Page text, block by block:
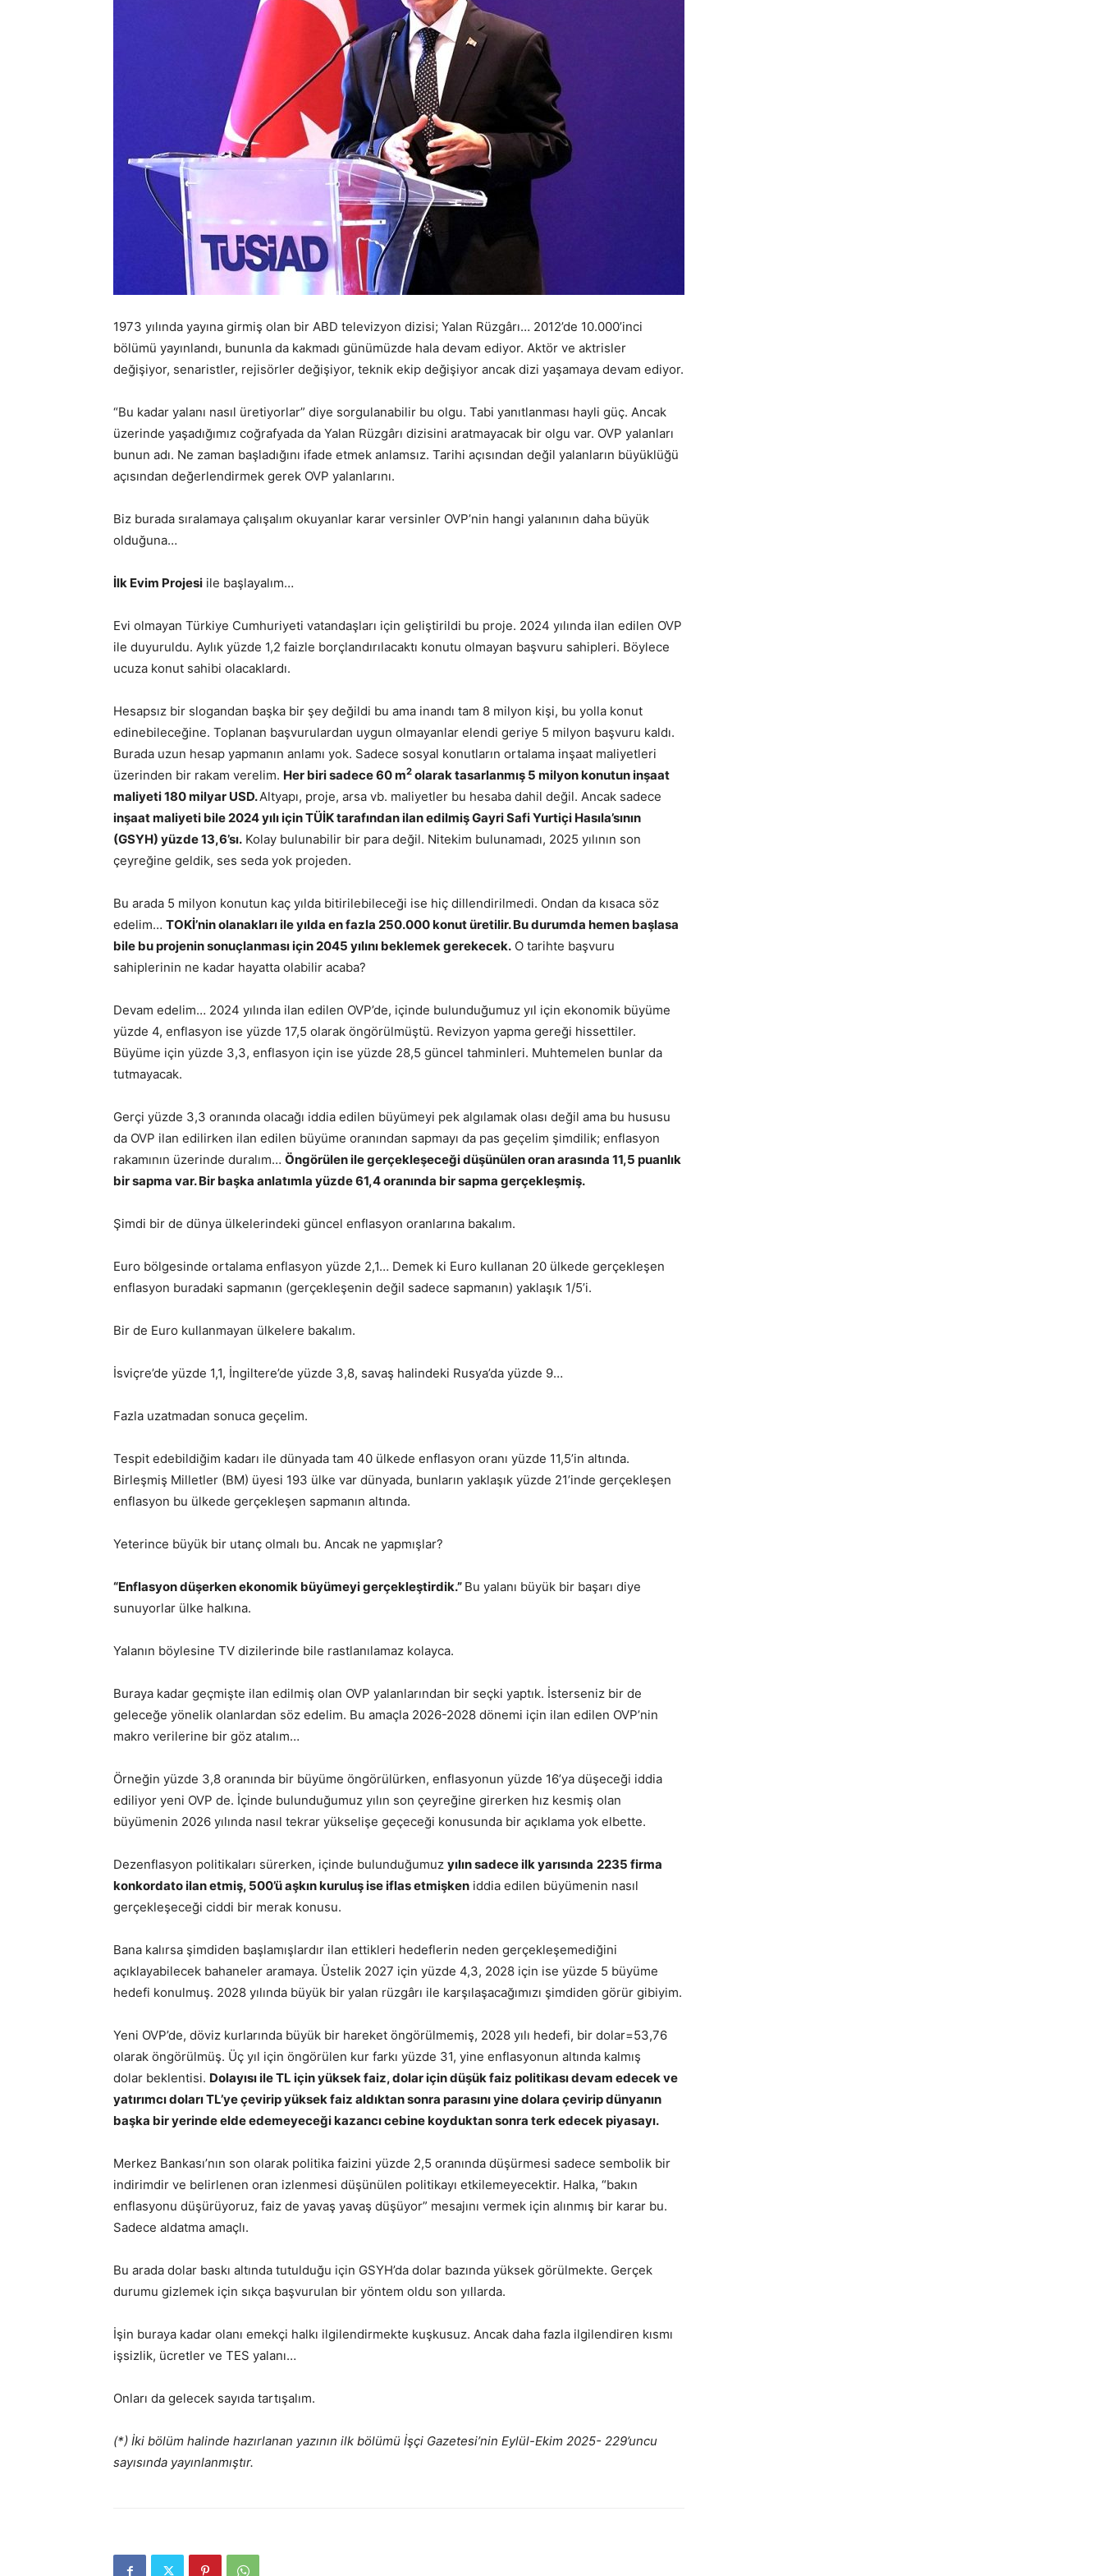
1973 yılında yayına girmiş olan bir ABD televizyon dizisi; Yalan Rüzgârı… 2012’de 10.000’inci
bölümü yayınlandı, bununla da kakmadı günümüzde hala devam ediyor. Aktör ve aktrisler
değişiyor, senaristler, rejisörler değişiyor, teknik ekip değişiyor ancak dizi yaşamaya devam ediyor.
“Bu kadar yalanı nasıl üretiyorlar” diye sorgulanabilir bu olgu. Tabi yanıtlanması hayli güç. Ancak
üzerinde yaşadığımız coğrafyada da Yalan Rüzgârı dizisini aratmayacak bir olgu var. OVP yalanları
bunun adı. Ne zaman başladığını ifade etmek anlamsız. Tarihi açısından değil yalanların büyüklüğü
açısından değerlendirmek gerek OVP yalanlarını.
Biz burada sıralamaya çalışalım okuyanlar karar versinler OVP’nin hangi yalanının daha büyük
olduğuna…
İlk Evim Projesi ile başlayalım…
Evi olmayan Türkiye Cumhuriyeti vatandaşları için geliştirildi bu proje. 2024 yılında ilan edilen OVP
ile duyuruldu. Aylık yüzde 1,2 faizle borçlandırılacaktı konutu olmayan başvuru sahipleri. Böylece
ucuza konut sahibi olacaklardı.
Hesapsız bir slogandan başka bir şey değildi bu ama inandı tam 8 milyon kişi, bu yolla konut
edinebileceğine. Toplanan başvurulardan uygun olmayanlar elendi geriye 5 milyon başvuru kaldı.
Burada uzun hesap yapmanın anlamı yok. Sadece sosyal konutların ortalama inşaat maliyetleri
üzerinden bir rakam verelim. Her biri sadece 60 m2 olarak tasarlanmış 5 milyon konutun inşaat
maliyeti 180 milyar USD.Altyapı, proje, arsa vb. maliyetler bu hesaba dahil değil. Ancak sadece
inşaat maliyeti bile 2024 yılı için TÜİK tarafından ilan edilmiş Gayri Safi Yurtiçi Hasıla’sının
(GSYH) yüzde 13,6’sı. Kolay bulunabilir bir para değil. Nitekim bulunamadı, 2025 yılının son
çeyreğine geldik, ses seda yok projeden.
Bu arada 5 milyon konutun kaç yılda bitirilebileceği ise hiç dillendirilmedi. Ondan da kısaca söz
edelim… TOKİ’nin olanakları ile yılda en fazla 250.000 konut üretilir. Bu durumda hemen başlasa
bile bu projenin sonuçlanması için 2045 yılını beklemek gerekecek. O tarihte başvuru
sahiplerinin ne kadar hayatta olabilir acaba?
Devam edelim… 2024 yılında ilan edilen OVP’de, içinde bulunduğumuz yıl için ekonomik büyüme
yüzde 4, enflasyon ise yüzde 17,5 olarak öngörülmüştü. Revizyon yapma gereği hissettiler.
Büyüme için yüzde 3,3, enflasyon için ise yüzde 28,5 güncel tahminleri. Muhtemelen bunlar da
tutmayacak.
Gerçi yüzde 3,3 oranında olacağı iddia edilen büyümeyi pek algılamak olası değil ama bu hususu
da OVP ilan edilirken ilan edilen büyüme oranından sapmayı da pas geçelim şimdilik; enflasyon
rakamının üzerinde duralım… Öngörülen ile gerçekleşeceği düşünülen oran arasında 11,5 puanlık
bir sapma var. Bir başka anlatımla yüzde 61,4 oranında bir sapma gerçekleşmiş.
Şimdi bir de dünya ülkelerindeki güncel enflasyon oranlarına bakalım.
Euro bölgesinde ortalama enflasyon yüzde 2,1… Demek ki Euro kullanan 20 ülkede gerçekleşen
enflasyon buradaki sapmanın (gerçekleşenin değil sadece sapmanın) yaklaşık 1/5’i.
Bir de Euro kullanmayan ülkelere bakalım.
İsviçre’de yüzde 1,1, İngiltere’de yüzde 3,8, savaş halindeki Rusya’da yüzde 9…
Fazla uzatmadan sonuca geçelim.
Tespit edebildiğim kadarı ile dünyada tam 40 ülkede enflasyon oranı yüzde 11,5’in altında.
Birleşmiş Milletler (BM) üyesi 193 ülke var dünyada, bunların yaklaşık yüzde 21’inde gerçekleşen
enflasyon bu ülkede gerçekleşen sapmanın altında.
Yeterince büyük bir utanç olmalı bu. Ancak ne yapmışlar?
“Enflasyon düşerken ekonomik büyümeyi gerçekleştirdik.” Bu yalanı büyük bir başarı diye
sunuyorlar ülke halkına.
Yalanın böylesine TV dizilerinde bile rastlanılamaz kolayca.
Buraya kadar geçmişte ilan edilmiş olan OVP yalanlarından bir seçki yaptık. İsterseniz bir de
geleceğe yönelik olanlardan söz edelim. Bu amaçla 2026-2028 dönemi için ilan edilen OVP’nin
makro verilerine bir göz atalım…
Örneğin yüzde 3,8 oranında bir büyüme öngörülürken, enflasyonun yüzde 16’ya düşeceği iddia
ediliyor yeni OVP de. İçinde bulunduğumuz yılın son çeyreğine girerken hız kesmiş olan
büyümenin 2026 yılında nasıl tekrar yükselişe geçeceği konusunda bir açıklama yok elbette.
Dezenflasyon politikaları sürerken, içinde bulunduğumuz yılın sadece ilk yarısında 2235 firma
konkordato ilan etmiş, 500’ü aşkın kuruluş ise iflas etmişken iddia edilen büyümenin nasıl
gerçekleşeceği ciddi bir merak konusu.
Bana kalırsa şimdiden başlamışlardır ilan ettikleri hedeflerin neden gerçekleşemediğini
açıklayabilecek bahaneler aramaya. Üstelik 2027 için yüzde 4,3, 2028 için ise yüzde 5 büyüme
hedefi konulmuş. 2028 yılında büyük bir yalan rüzgârı ile karşılaşacağımızı şimdiden görür gibiyim.
Yeni OVP’de, döviz kurlarında büyük bir hareket öngörülmemiş, 2028 yılı hedefi, bir dolar=53,76
olarak öngörülmüş. Üç yıl için öngörülen kur farkı yüzde 31, yine enflasyonun altında kalmış
dolar beklentisi. Dolayısı ile TL için yüksek faiz, dolar için düşük faiz politikası devam edecek ve
yatırımcı doları TL’ye çevirip yüksek faiz aldıktan sonra parasını yine dolara çevirip dünyanın
başka bir yerinde elde edemeyeceği kazancı cebine koyduktan sonra terk edecek piyasayı.
Merkez Bankası’nın son olarak politika faizini yüzde 2,5 oranında düşürmesi sadece sembolik bir
indirimdir ve belirlenen oran izlenmesi düşünülen politikayı etkilemeyecektir. Halka, “bakın
enflasyonu düşürüyoruz, faiz de yavaş yavaş düşüyor” mesajını vermek için alınmış bir karar bu.
Sadece aldatma amaçlı.
Bu arada dolar baskı altında tutulduğu için GSYH’da dolar bazında yüksek görülmekte. Gerçek
durumu gizlemek için sıkça başvurulan bir yöntem oldu son yıllarda.
İşin buraya kadar olanı emekçi halkı ilgilendirmekte kuşkusuz. Ancak daha fazla ilgilendiren kısmı
işsizlik, ücretler ve TES yalanı…
Onları da gelecek sayıda tartışalım.
(*) İki bölüm halinde hazırlanan yazının ilk bölümü İşçi Gazetesi’nin Eylül-Ekim 2025- 229’uncu
sayısında yayınlanmıştır.